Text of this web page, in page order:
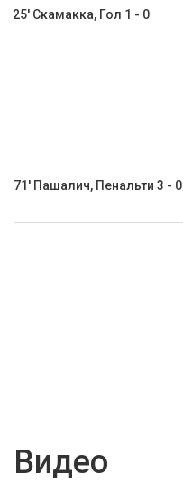
25' Скамакка, Гол 1 - 0
71' Пашалич, Пенальти 3 - 0
Видео